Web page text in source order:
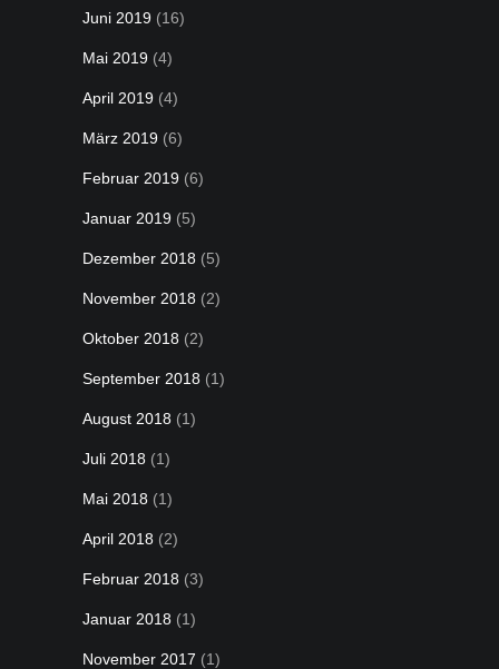
Juni 2019 (16)
Mai 2019 (4)
April 2019 (4)
März 2019 (6)
Februar 2019 (6)
Januar 2019 (5)
Dezember 2018 (5)
November 2018 (2)
Oktober 2018 (2)
September 2018 (1)
August 2018 (1)
Juli 2018 (1)
Mai 2018 (1)
April 2018 (2)
Februar 2018 (3)
Januar 2018 (1)
November 2017 (1)